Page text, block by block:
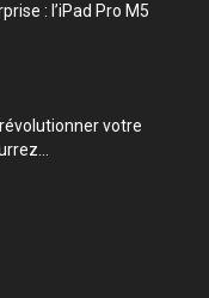
: l’iPad Pro M5
votre